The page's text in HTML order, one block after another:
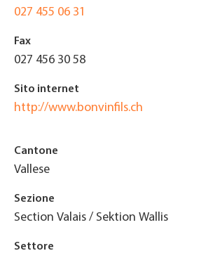
027 455 06 31
Fax
027 456 30 58
Sito internet
http://www.bonvinfils.ch
Cantone
Vallese
Sezione
Section Valais / Sektion Wallis
Settore